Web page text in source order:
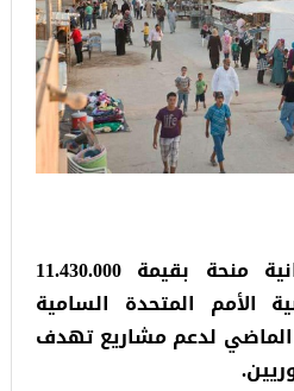
قدمت الحكومة اليابانية منحة بقيمة 11.430.000
الأمم المتحدة السامية
الماضي لدعم مشاريع تهدف